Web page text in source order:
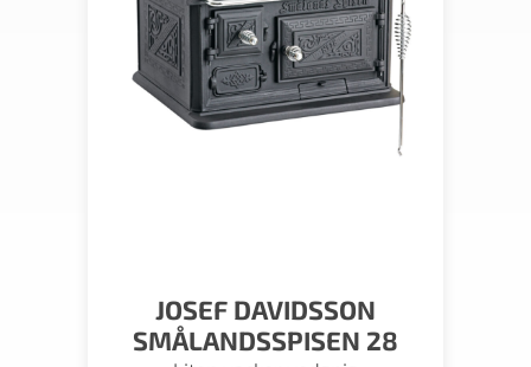
JOSEF DAVIDSSON
SMÅLANDSSPISEN 28